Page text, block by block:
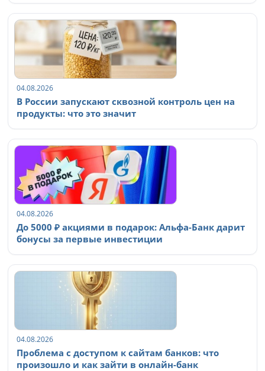
04.08.2026
В России запускают сквозной контроль цен на
продукты: что это значит
04.08.2026
До 5000 ₽ акциями в подарок: Альфа-Банк дарит
бонусы за первые инвестиции
04.08.2026
Проблема с доступом к сайтам банков: что
произошло и как зайти в онлайн-банк